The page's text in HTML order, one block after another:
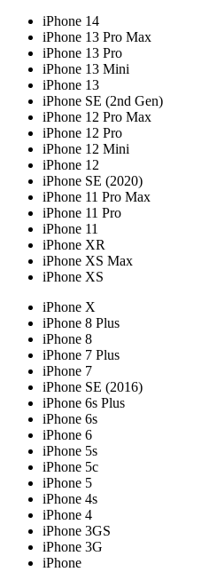
iPhone 14
iPhone 13 Pro Max
iPhone 13 Pro
iPhone 13 Mini
iPhone 13
iPhone SE (2nd Gen)
iPhone 12 Pro Max
iPhone 12 Pro
iPhone 12 Mini
iPhone 12
iPhone SE (2020)
iPhone 11 Pro Max
iPhone 11 Pro
iPhone 11
iPhone XR
iPhone XS Max
iPhone XS
iPhone X
iPhone 8 Plus
iPhone 8
iPhone 7 Plus
iPhone 7
iPhone SE (2016)
iPhone 6s Plus
iPhone 6s
iPhone 6
iPhone 5s
iPhone 5c
iPhone 5
iPhone 4s
iPhone 4
iPhone 3GS
iPhone 3G
iPhone